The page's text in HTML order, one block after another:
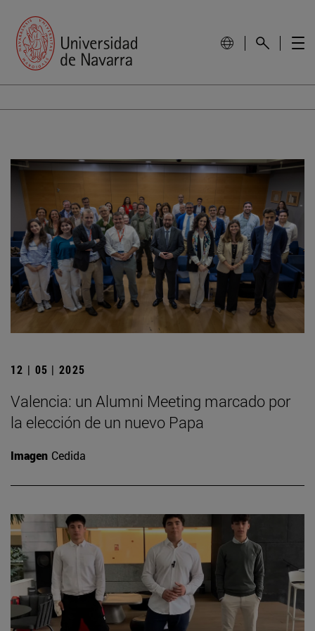
12 | 05 | 2025
Valencia: un Alumni Meeting marcado por
la elección de un nuevo Papa
Imagen Cedida